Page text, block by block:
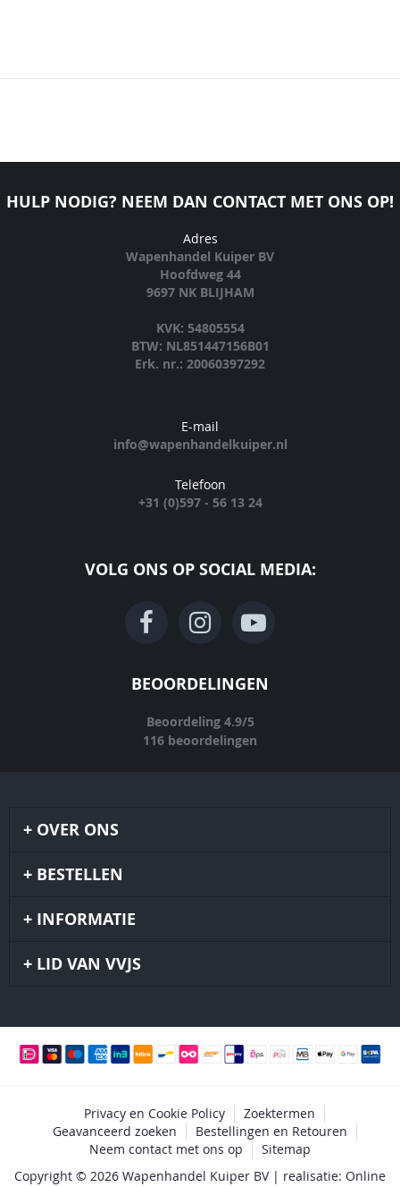
HULP NODIG? NEEM DAN CONTACT MET ONS OP!
Adres
Wapenhandel Kuiper BV
Hoofdweg 44
9697 NK BLIJHAM
KVK: 54805554
BTW: NL851447156B01
Erk. nr.: 20060397292
E-mail
info@wapenhandelkuiper.nl
Telefoon
+31 (0)597 - 56 13 24
VOLG ONS OP SOCIAL MEDIA:
BEOORDELINGEN
Beoordeling 4.9/5
116 beoordelingen
OVER ONS
BESTELLEN
INFORMATIE
LID VAN VVJS
Privacy en Cookie Policy
Zoektermen
Geavanceerd zoeken
Bestellingen en Retouren
Neem contact met ons op
Sitemap
Copyright © 2026 Wapenhandel Kuiper BV | realisatie: Online